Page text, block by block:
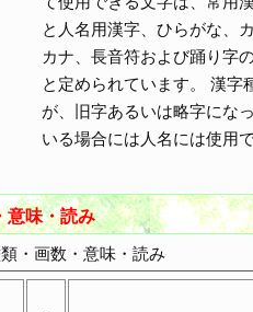
と人名用漢字、ひらがな、
カナ、長音符および踊り字
と定められています。 漢字
が、旧字あるいは略字にな
いる場合には人名には使用
意味・読み
・画数・意味・読み